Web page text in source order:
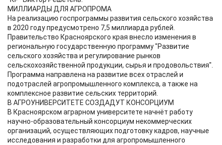
МИЛЛИАРДЫ ДЛЯ АГРОПРОМА
На реализацию госпрограммы развития сельского хозяйства
в 2020 году предусмотрено 7,5 миллиарда рублей.
Правительство Красноярского края внесло изменения в
региональную государственную программу "Развитие
сельского хозяйства и регулирование рынков
сельскохозяйственной продукции, сырья и продовольствия".
Программа направлена на развитие всех отраслей и
подотраслей агропромышленного комплекса, а также на
комплексное развитие сельских территорий.
В АГРОУНИВЕРСИТЕТЕ СОЗДАДУТ КОНСОРЦИУМ
В Красноярском аграрном университете начнёт работу
научно-образовательный консорциум некоммерческих
организаций, осуществляющих подготовку кадров, научные
исследования и разработки для агропромышленного